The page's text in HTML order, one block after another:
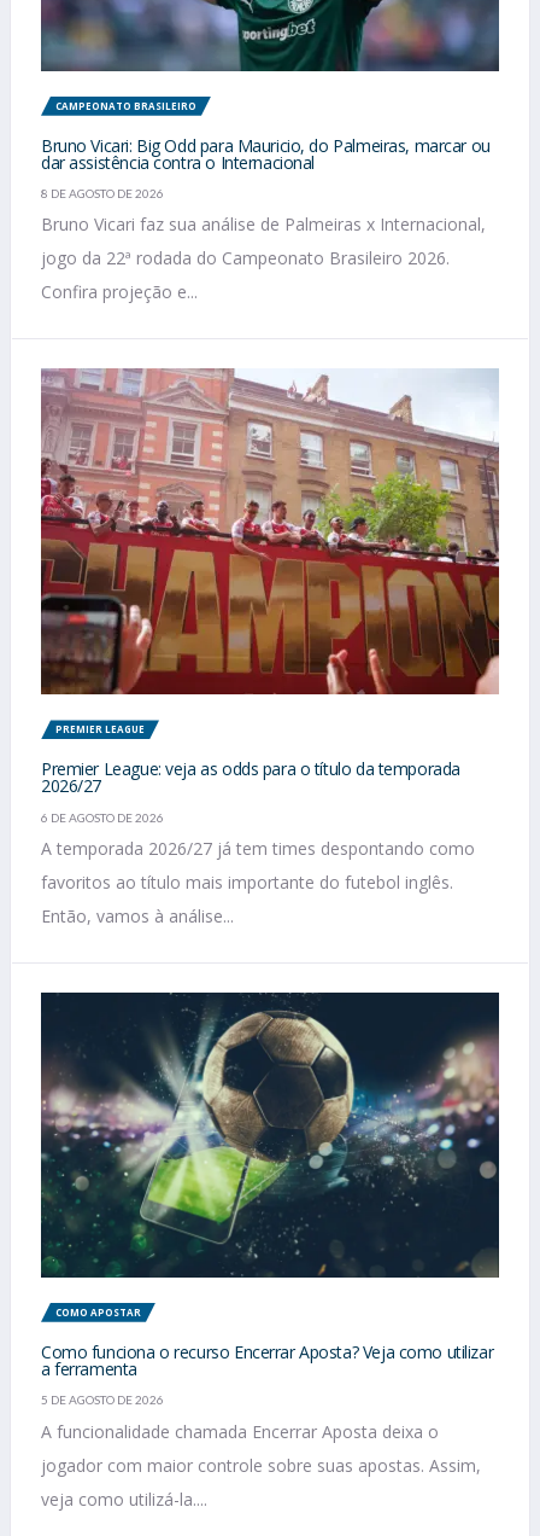
CAMPEONATO BRASILEIRO
Bruno Vicari: Big Odd para Mauricio, do Palmeiras, marcar ou
dar assistência contra o Internacional
8 DE AGOSTO DE 2026
Bruno Vicari faz sua análise de Palmeiras x Internacional,
jogo da 22ª rodada do Campeonato Brasileiro 2026.
Confira projeção e...
PREMIER LEAGUE
Premier League: veja as odds para o título da temporada
2026/27
6 DE AGOSTO DE 2026
A temporada 2026/27 já tem times despontando como
favoritos ao título mais importante do futebol inglês.
Então, vamos à análise...
COMO APOSTAR
Como funciona o recurso Encerrar Aposta? Veja como utilizar
a ferramenta
5 DE AGOSTO DE 2026
A funcionalidade chamada Encerrar Aposta deixa o
jogador com maior controle sobre suas apostas. Assim,
veja como utilizá-la....